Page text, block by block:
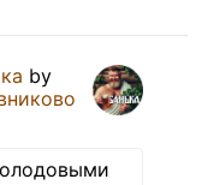
by